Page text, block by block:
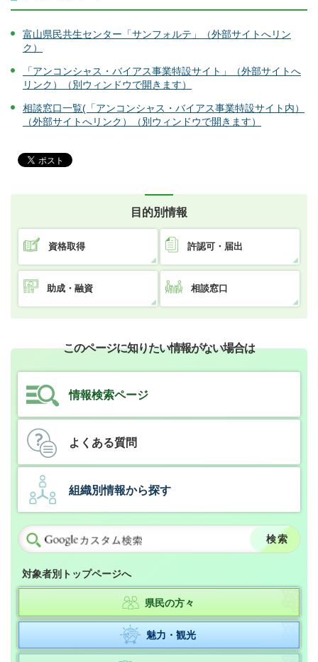
富山県民共生センター「サンフォルテ」（外部サイトへリン
ク）
「アンコンシャス・バイアス事業特設サイト」（外部サイトへ
リンク）（別ウィンドウで開きます）
相談窓口一覧(「アンコンシャス・バイアス事業特設サイト内）
（外部サイトへリンク）（別ウィンドウで開きます）
目的別情報
資格取得 許認可・届出
助成・融資 相談窓口
このページに知りたい情報がない場合は
情報検索ページ
よくある質問
組織別情報から探す
対象者別トップページへ
県民の方々
魅力・観光